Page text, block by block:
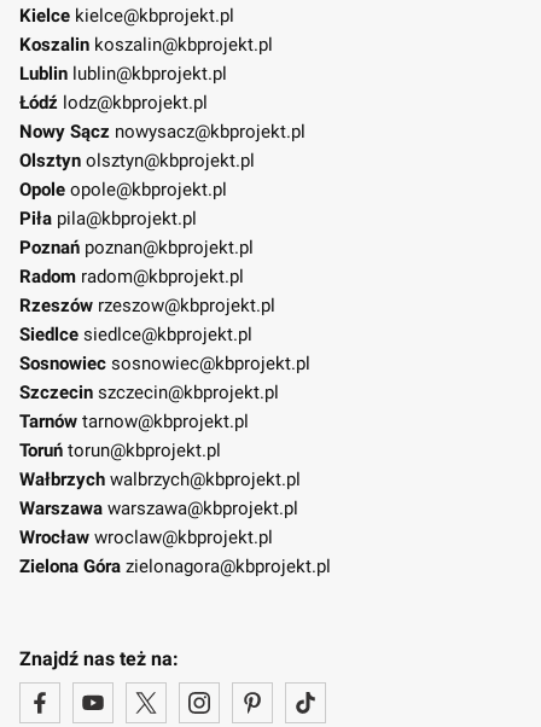
Kielce kielce@kbprojekt.pl
Koszalin koszalin@kbprojekt.pl
Lublin lublin@kbprojekt.pl
Łódź lodz@kbprojekt.pl
Nowy Sącz nowysacz@kbprojekt.pl
Olsztyn olsztyn@kbprojekt.pl
Opole opole@kbprojekt.pl
Piła pila@kbprojekt.pl
Poznań poznan@kbprojekt.pl
Radom radom@kbprojekt.pl
Rzeszów rzeszow@kbprojekt.pl
Siedlce siedlce@kbprojekt.pl
Sosnowiec sosnowiec@kbprojekt.pl
Szczecin szczecin@kbprojekt.pl
Tarnów tarnow@kbprojekt.pl
Toruń torun@kbprojekt.pl
Wałbrzych walbrzych@kbprojekt.pl
Warszawa warszawa@kbprojekt.pl
Wrocław wroclaw@kbprojekt.pl
Zielona Góra zielonagora@kbprojekt.pl
Znajdź nas też na: